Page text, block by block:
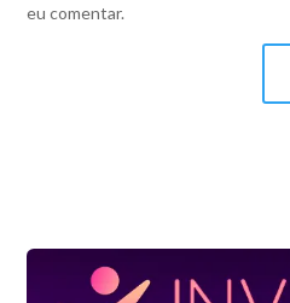
eu comentar.